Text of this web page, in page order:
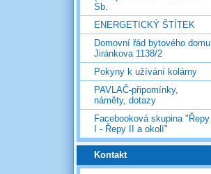
Sb.
ENERGETICKÝ ŠTÍTEK
Domovní řád bytového domu
Jiránkova 1138/2
Pokyny k užívání kolárny
PAVLAČ-připomínky,
náměty, dotazy
Facebooková skupina "Řepy
I - Řepy II a okolí"
Kontakt